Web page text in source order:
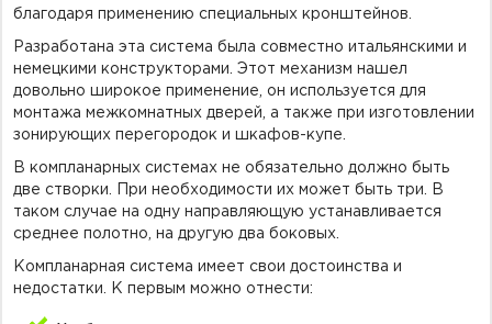
благодаря применению специальных кронштейнов.
Разработана эта система была совместно итальянскими и
немецкими конструкторами. Этот механизм нашел
довольно широкое применение, он используется для
монтажа межкомнатных дверей, а также при изготовлении
зонирующих перегородок и шкафов-купе.
В компланарных системах не обязательно должно быть
две створки. При необходимости их может быть три. В
таком случае на одну направляющую устанавливается
среднее полотно, на другую два боковых.
Компланарная система имеет свои достоинства и
недостатки. К первым можно отнести: